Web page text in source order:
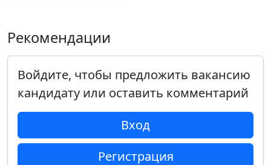
Рекомендации
Войдите, чтобы предложить вакансию
кандидату или оставить комментарий
Вход
Регистрация